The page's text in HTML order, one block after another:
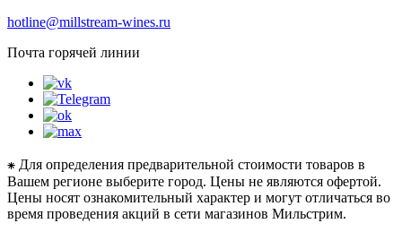
hotline@millstream-wines.ru
Почта горячей линии
⁕ Для определения предварительной стоимости товаров в
Вашем регионе выберите город. Цены не являются офертой.
Цены носят ознакомительный характер и могут отличаться во
время проведения акций в сети магазинов Мильстрим.